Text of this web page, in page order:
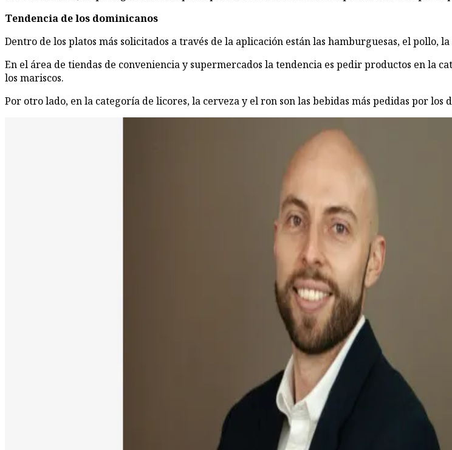
Tendencia de los dominicanos
Dentro de los platos más solicitados a través de la aplicación están las hamburguesas, el pollo,
En el área de tiendas de conveniencia y supermercados la tendencia es pedir productos en la
los mariscos.
Por otro lado, en la categoría de licores, la cerveza y el ron son las bebidas más pedidas por los